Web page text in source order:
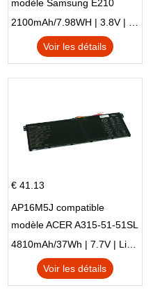
modèle Samsung E210
E210K i939
2100mAh/7.98WH | 3.8V | Li-ion ...
Voir les détails
€ 41.13
AP16M5J compatible
modèle ACER A315-51-51SL
N17Q1 SERIES
4810mAh/37Wh | 7.7V | Li-ion ...
Voir les détails